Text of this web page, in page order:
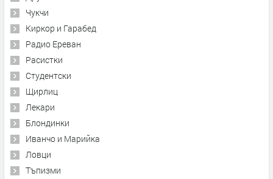
Чукчи
Киркор и Гарабед
Радио Ереван
Расистки
Студентски
Щирлиц
Лекари
Блондинки
Иванчо и Марийка
Ловци
Тъпизми